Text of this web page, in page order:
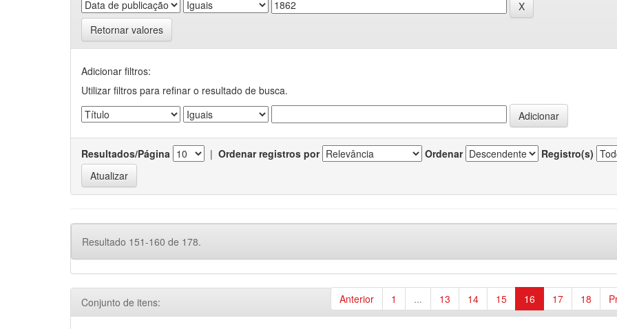
Retornar valores
Adicionar filtros:
Utilizar filtros para refinar o resultado de busca.
Resultados/Página | Ordenar registros por Ordenar Registro(s)
Resultado 151-160 de 178.
Anterior 1 ... 13 14 15 16 17 18
Conjunto de itens: